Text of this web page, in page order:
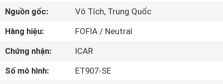
SẢN
PHẨM
Nguồn gốc:
Vô Tích, Trung Quốc
Hàng hiệu:
FOFIA / Neutral
Chứng nhận:
ICAR
Số mô hình:
ET907-SE